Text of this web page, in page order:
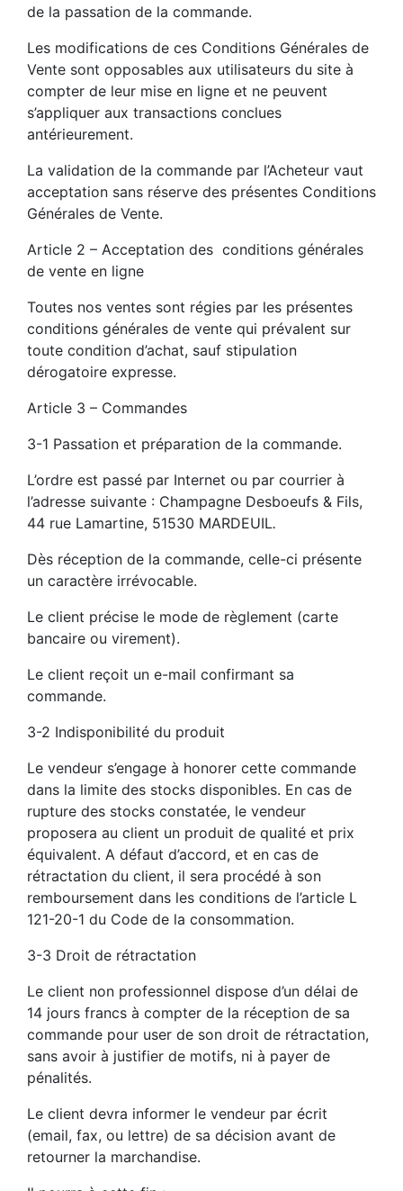
de la passation de la commande.
Les modifications de ces Conditions Générales de
Vente sont opposables aux utilisateurs du site à
compter de leur mise en ligne et ne peuvent
s’appliquer aux transactions conclues
antérieurement.
La validation de la commande par l’Acheteur vaut
acceptation sans réserve des présentes Conditions
Générales de Vente.
Article 2 – Acceptation des conditions générales
de vente en ligne
Toutes nos ventes sont régies par les présentes
conditions générales de vente qui prévalent sur
toute condition d’achat, sauf stipulation
dérogatoire expresse.
Article 3 – Commandes
3-1 Passation et préparation de la commande.
L’ordre est passé par Internet ou par courrier à
l’adresse suivante : Champagne Desboeufs & Fils,
44 rue Lamartine, 51530 MARDEUIL.
Dès réception de la commande, celle-ci présente
un caractère irrévocable.
Le client précise le mode de règlement (carte
bancaire ou virement).
Le client reçoit un e-mail confirmant sa
commande.
3-2 Indisponibilité du produit
Le vendeur s’engage à honorer cette commande
dans la limite des stocks disponibles. En cas de
rupture des stocks constatée, le vendeur
proposera au client un produit de qualité et prix
équivalent. A défaut d’accord, et en cas de
rétractation du client, il sera procédé à son
remboursement dans les conditions de l’article L
121-20-1 du Code de la consommation.
3-3 Droit de rétractation
Le client non professionnel dispose d’un délai de
14 jours francs à compter de la réception de sa
commande pour user de son droit de rétractation,
sans avoir à justifier de motifs, ni à payer de
pénalités.
Le client devra informer le vendeur par écrit
(email, fax, ou lettre) de sa décision avant de
retourner la marchandise.